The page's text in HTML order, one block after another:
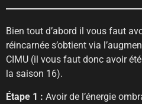
Bien tout d’abord il vous faut
réincarnée s’obtient via
CIMU (il vous faut donc avoir
la saison 16).
Étape 1 : Avoir de l’énergie